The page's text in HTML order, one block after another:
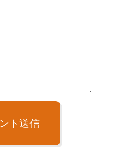
ト送信